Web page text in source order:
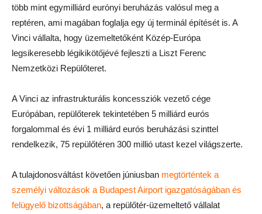
több mint egymilliárd eurónyi beruházás valósul meg a
reptéren, ami magában foglalja egy új terminál építését is. A
Vinci vállalta, hogy üzemeltetőként Közép-Európa
legsikeresebb légikikötőjévé fejleszti a Liszt Ferenc
Nemzetközi Repülőteret.
A Vinci az infrastrukturális koncessziók vezető cége
Európában, repülőterek tekintetében 5 milliárd eurós
forgalommal és évi 1 milliárd eurós beruházási szinttel
rendelkezik, 75 repülőtéren 300 millió utast kezel világszerte.
A tulajdonosváltást követően júniusban megtörténtek a
személyi változások a Budapest Airport igazgatóságában és
felügyelő bizottságában, a repülőtér-üzemeltető vállalat